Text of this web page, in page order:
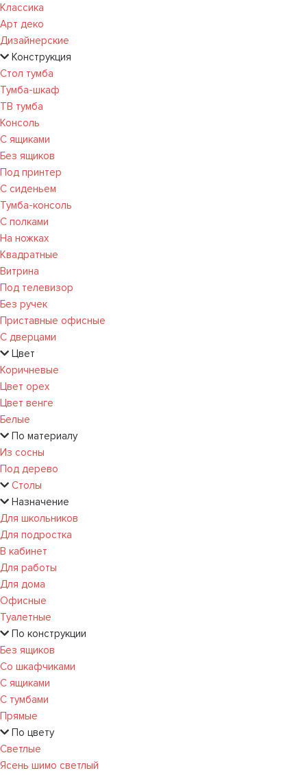
Классика
Арт деко
Дизайнерские
Конструкция
Стол тумба
Тумба-шкаф
ТВ тумба
Консоль
С ящиками
Без ящиков
Под принтер
С сиденьем
Тумба-консоль
С полками
На ножках
Квадратные
Витрина
Под телевизор
Без ручек
Приставные офисные
С дверцами
Цвет
Коричневые
Цвет орех
Цвет венге
Белые
По материалу
Из сосны
Под дерево
Столы
Назначение
Для школьников
Для подростка
В кабинет
Для работы
Для дома
Офисные
Туалетные
По конструкции
Без ящиков
Со шкафчиками
С ящиками
С тумбами
Прямые
По цвету
Светлые
Ясень шимо светлый